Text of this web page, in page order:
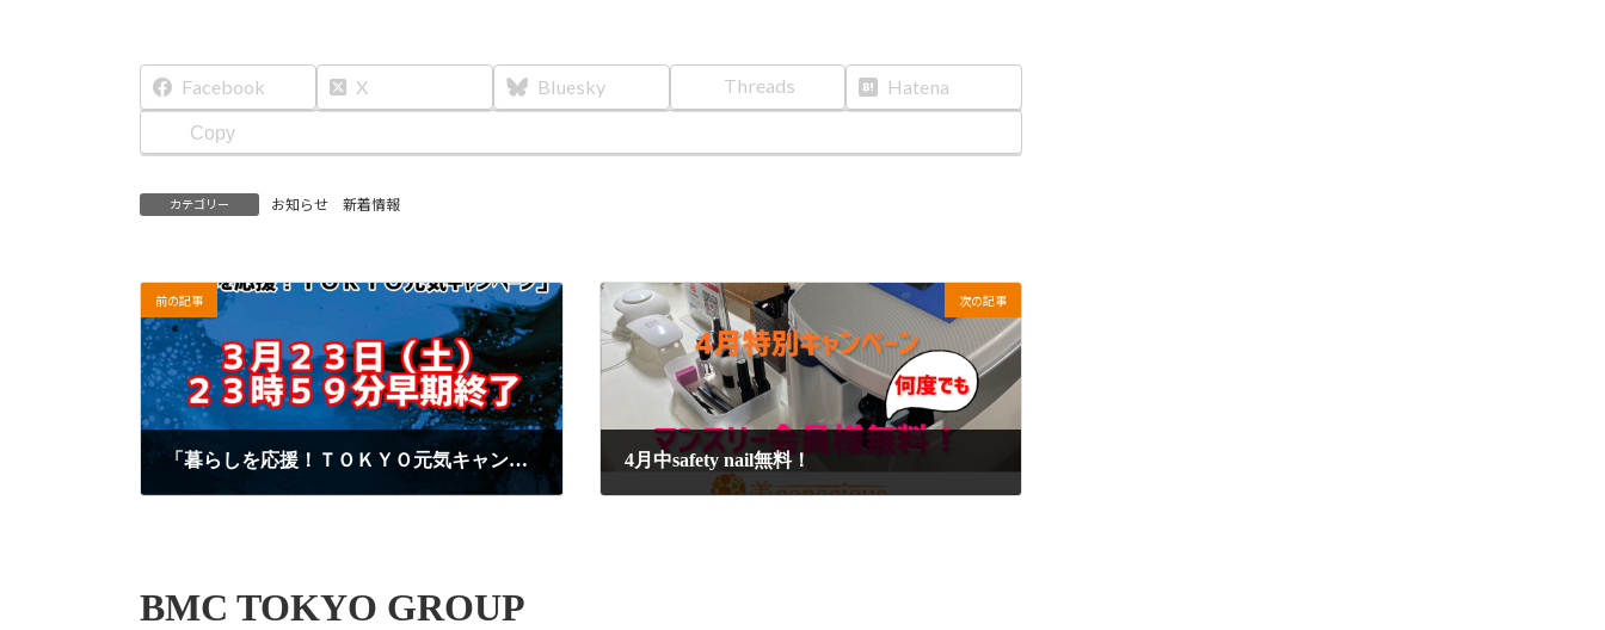
Facebook X Bluesky Threads Hatena
Copy
カテゴリー お知らせ 新着情報
前の記事
「暮らしを応援！ＴＯＫＹＯ元気キャンペーン」の早期終了に関するお知らせ
2024年3月19日
次の記事
4月中safety nail無料！
2024年4月4日
BMC TOKYO GROUP